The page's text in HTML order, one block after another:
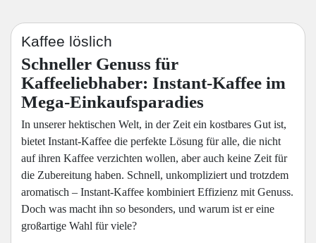
Kaffee löslich
Schneller Genuss für
Kaffeeliebhaber: Instant-Kaffee im
Mega-Einkaufsparadies
In unserer hektischen Welt, in der Zeit ein kostbares Gut ist,
bietet Instant-Kaffee die perfekte Lösung für alle, die nicht
auf ihren Kaffee verzichten wollen, aber auch keine Zeit für
die Zubereitung haben. Schnell, unkompliziert und trotzdem
aromatisch – Instant-Kaffee kombiniert Effizienz mit Genuss.
Doch was macht ihn so besonders, und warum ist er eine
großartige Wahl für viele?